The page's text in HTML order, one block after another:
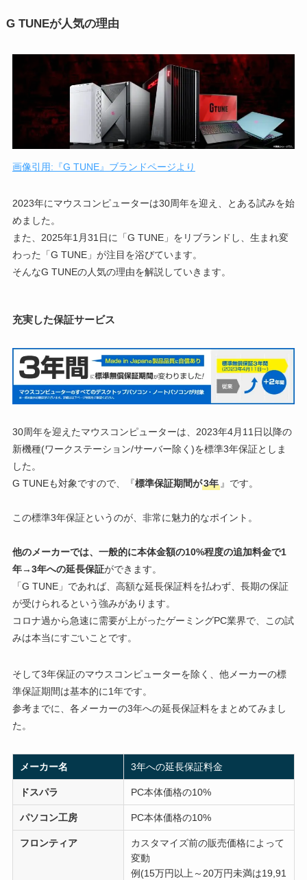
G TUNEが人気の理由
画像引用:『G TUNE』ブランドページより
2023年にマウスコンピューターは30周年を迎え、とある試みを始
めました。
また、2025年1月31日に「G TUNE」をリブランドし、生まれ変
わった「G TUNE」が注目を浴びています。
そんなG TUNEの人気の理由を解説していきます。
充実した保証サービス
30周年を迎えたマウスコンピューターは、2023年4月11日以降の
新機種(ワークステーション/サーバー除く)を標準3年保証としま
した。
G TUNEも対象ですので、『標準保証期間が3年』です。
この標準3年保証というのが、非常に魅力的なポイント。
他のメーカーでは、一般的に本体金額の10%程度の追加料金で1
年→3年への延長保証ができます。
「G TUNE」であれば、高額な延長保証料を払わず、長期の保証
が受けられるという強みがあります。
コロナ過から急速に需要が上がったゲーミングPC業界で、この試
みは本当にすごいことです。
そして3年保証のマウスコンピューターを除く、他メーカーの標
準保証期間は基本的に1年です。
参考までに、各メーカーの3年への延長保証料をまとめてみまし
た。
メーカー名 3年への延長保証料金
ドスパラ PC本体価格の10%
パソコン工房 PC本体価格の10%
フロンティア
カスタマイズ前の販売価格によって
変動
例(15万円以上～20万円未満は19,91